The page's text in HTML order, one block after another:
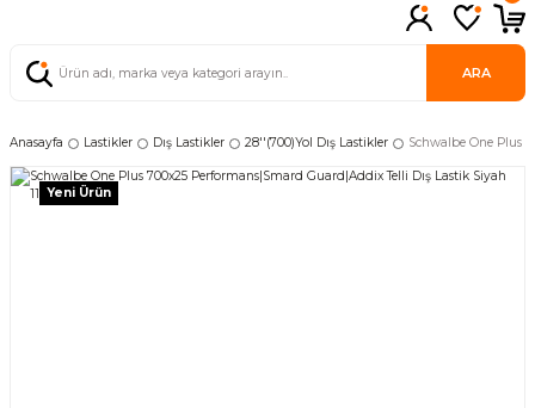
ARA
Anasayfa Lastikler Dış Lastikler 28''(700)Yol Dış Lastikler Schwalbe One Plus
Yeni Ürün